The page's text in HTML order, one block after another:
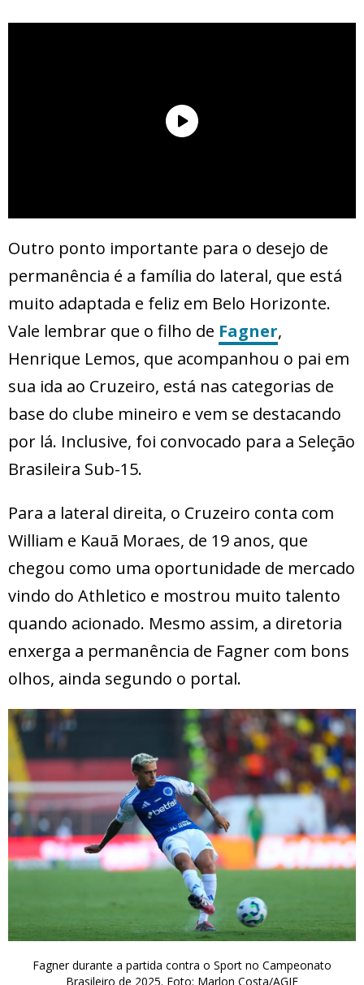
Outro ponto importante para o desejo de
permanência é a família do lateral, que está
muito adaptada e feliz em Belo Horizonte.
Vale lembrar que o filho de Fagner,
Henrique Lemos, que acompanhou o pai em
sua ida ao Cruzeiro, está nas categorias de
base do clube mineiro e vem se destacando
por lá. Inclusive, foi convocado para a Seleção
Brasileira Sub-15.
Para a lateral direita, o Cruzeiro conta com
William e Kauã Moraes, de 19 anos, que
chegou como uma oportunidade de mercado
vindo do Athletico e mostrou muito talento
quando acionado. Mesmo assim, a diretoria
enxerga a permanência de Fagner com bons
olhos, ainda segundo o portal.
Fagner durante a partida contra o Sport no Campeonato
Brasileiro de 2025. Foto: Marlon Costa/AGIF